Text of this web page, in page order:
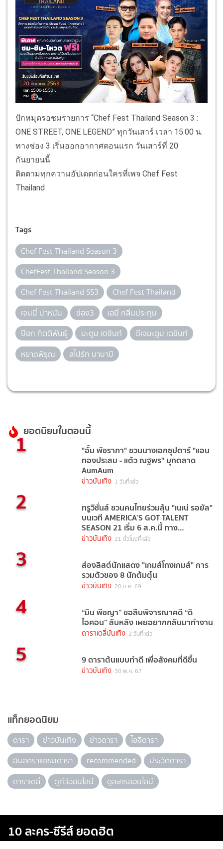
ปักหมุดรอชมรายการ “Chef Fest Thailand Season 3 :
ONE STREET, ONE LEGEND” ทุกวันเสาร์ เวลา 15.00 น.
ทางช่อง 3 เริ่มออกอากาศตอนแรก วันเสาร์ที่ 20
กันยายนนี้
ติดตามทุกความอัปเดตก่อนใครที่เพจ Chef Fest
Thailand
Tags
Chef Fest Thailand Season 3
ChefFest Thailand Season 3
Chef Fest Thailand SS3
Chef Fest Thailand
เจนนี่ ปาหนัน
ช่อง3
เอมี่ กลิ่นประทุม
ป๊อก กิตติพันธุ์
มะตูม เตชินท์
ดีเจมะตูม เตชินท์
หยาดพิรุณ
สไปร์ท บาบาบิ
ยอดนิยมในตอนนี้
1 "อั้ม พัชราภา" ชวนนางเอกซุปตาร์ "แอน
ทองประสม - แต้ว ณฐพร" บุกตลาด
AumAum
ข่าวบันเทิง 1 วันที่แล้ว
2 ทรูวิชั่นส์ ชวนคนไทยร่วมลุ้น "เนเน่ รอยัล"
บนเวที AMERICA’S GOT TALENT
SEASON 21 เริ่ม 6 ส.ค.นี้ ทาง
TrueVisions NOW
ข่าวบันเทิง 21 ชั่วโมงที่แล้ว
3 ส่องลิสต์นักแสดง "เกมส์โกงเกมส์" การ
รวมตัวของ 8 นักต้มตุ๋น
ข่าวบันเทิง 20 ก.ค. 69
4 “มิน พีชญา” ขอสืบพิจารณาคดี “ดิ
ไอคอน” ลับหลัง เผยอยากกลับมาทำงาน
ดาราเดลี่บันเทิง 2 วันที่แล้ว
5 9 ดาราต้นแบบทำดี เพื่อสังคมที่ดีขึ้น
ข่าวบันเทิง 30 พ.ค. 67
แท็กยอดนิยม
ดารา ข่าวบันเทิง ข่าวดารา
ไอจีดารา
อินสตราแกรมดารา
recommended
ประวัติดารา
ดาราเดลี่
ดูทีวีออนไลน์ ดูละครออนไลน์
10 ละคร-ซีรีส์ ยอดฮิต